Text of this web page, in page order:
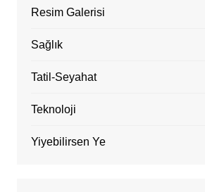
Resim Galerisi
Sağlık
Tatil-Seyahat
Teknoloji
Yiyebilirsen Ye